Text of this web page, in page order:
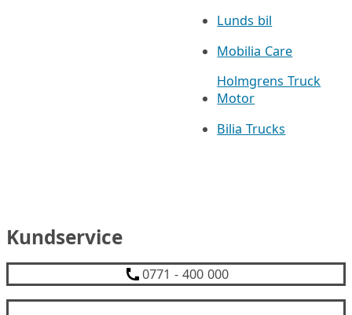
Lunds bil
Mobilia Care
Holmgrens Truck
Motor
Bilia Trucks
Kundservice
0771 - 400 000